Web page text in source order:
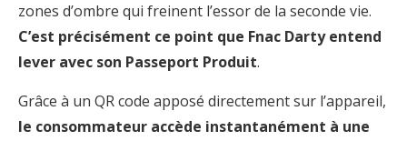
zones d’ombre qui freinent l’essor de la seconde vie.
C’est précisément ce point que Fnac Darty entend
lever avec son Passeport Produit.
Grâce à un QR code apposé directement sur l’appareil,
le consommateur accède instantanément à une